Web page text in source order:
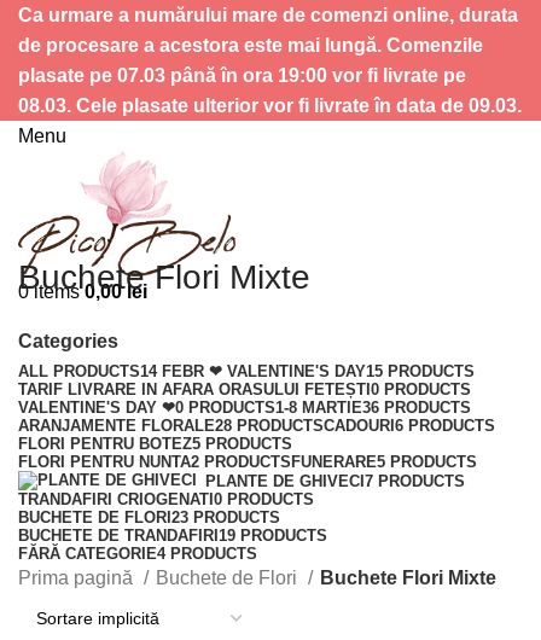
Ca urmare a numărului mare de comenzi online, durata
de procesare a acestora este mai lungă. Comenzile
plasate pe 07.03 până în ora 19:00 vor fi livrate pe
08.03. Cele plasate ulterior vor fi livrate în data de 09.03.
Menu
0items 0,00lei
Buchete Flori Mixte
Categories
ALL PRODUCTS14 FEBR ❤ VALENTINE'S DAY15 PRODUCTS
TARIF LIVRARE IN AFARA ORASULUI FETEȘTI 0 PRODUCTS
VALENTINE'S DAY ❤0 PRODUCTS1-8 MARTIE36 PRODUCTS
ARANJAMENTE FLORALE28 PRODUCTSCADOURI 6 PRODUCTS
FLORI PENTRU BOTEZ5 PRODUCTS
FLORI PENTRU NUNTA2 PRODUCTS FUNERARE5 PRODUCTS
PLANTE DE GHIVECI7 PRODUCTS
TRANDAFIRI CRIOGENATI 0 PRODUCTS
BUCHETE DE FLORI 23 PRODUCTS
BUCHETE DE TRANDAFIRI 19 PRODUCTS
FĂRĂ CATEGORIE4 PRODUCTS
Prima pagină Buchete de Flori Buchete Flori Mixte